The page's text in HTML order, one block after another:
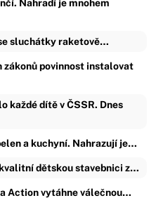
Nahradí je mnohem
sluchátky raketově…
povinnost instalovat
každé dítě v ČSSR. Dnes
a kuchyní. Nahrazují je…
dětskou stavebnici z…
Action vytáhne válečnou…